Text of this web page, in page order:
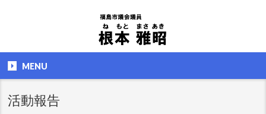
MENU
活動報告